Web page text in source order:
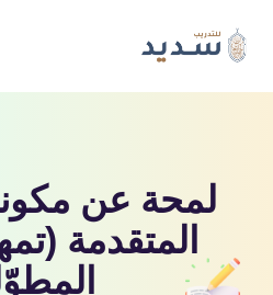
لمحة عن
المتقدمة